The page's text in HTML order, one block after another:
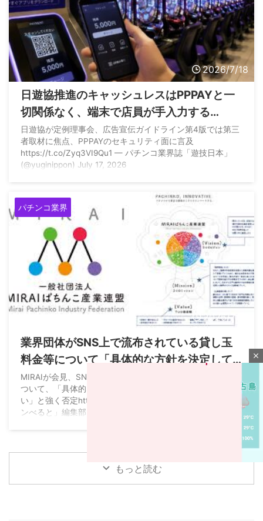
2026/7/18
日遊協推進のキャッシュレスはPPPAYと一
切関係なく、端末で店員が手入力する
PPPAYは依存症対策にならず誤入力や不正
の問題も孕んでいると明言
日遊協が定例理事会、広告宣伝ガイドライン第4版では第三
者取材に焦点、PPPAYのセキュリティ面に言及
https://t.co/Zyq3VI9Qu1 — パチンコ業界誌「遊技日本」
(@yuginippon) July 17, 2026
パチンコ業界
2026/7/17
業界団体がSNS上で流布されている貸し玉
料金等について「具体的な方針を決定して
提出した事実は一切ない」と強く否定
MIRAIが会見、SNS上で流布されている要望活動などの噂に
ついて、「具体的な方針を決定して提出した事実は一切な
い」と強く否定https://t.co/bxl64TvcZc — 業界誌「グリー
ンべると」編集部 (@web_greenbelt) July 16, 2026
もっと読む
close